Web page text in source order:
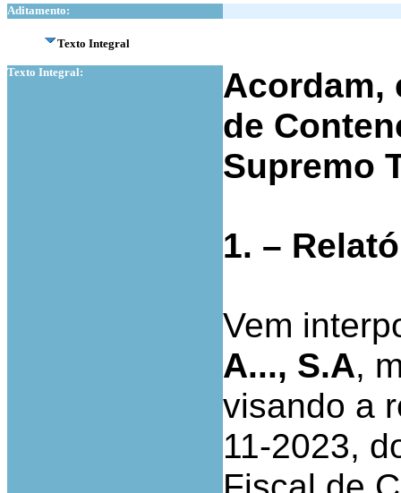
Aditamento:
Texto Integral
Texto Integral:
Acordam,
de
Supremo
1. –
Vem
A..., S.A,
visando a
11-2023,